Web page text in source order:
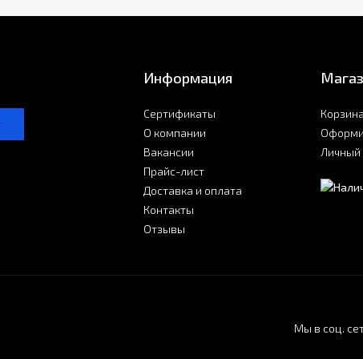
Информация
Сертификаты
О компании
Вакансии
Прайс-лист
Доставка и оплата
Контакты
Отзывы
Корзина
Личный
Мы в соц.